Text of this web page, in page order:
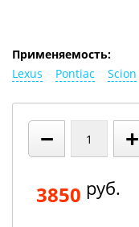
Применяемость:
Lexus
Pontiac Scion
− +
3850 руб.